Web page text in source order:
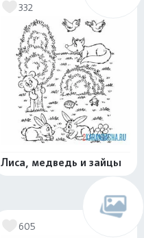
332
Лиса, медведь и зайцы
605